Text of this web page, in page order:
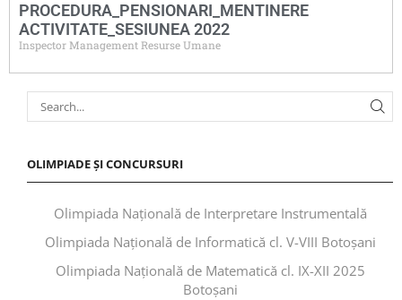
PROCEDURA_PENSIONARI_MENTINERE
ACTIVITATE_SESIUNEA 2022
Inspector Management Resurse Umane
OLIMPIADE ȘI CONCURSURI
Olimpiada Națională de Interpretare Instrumentală
Olimpiada Națională de Informatică cl. V-VIII Botoșani
Olimpiada Națională de Matematică cl. IX-XII 2025
Botoșani